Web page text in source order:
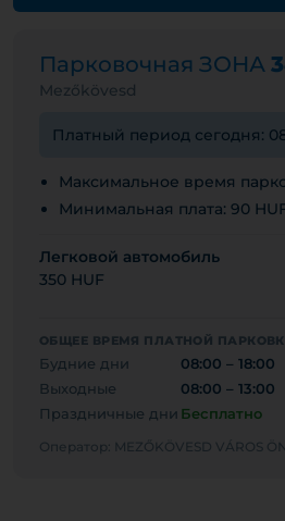
Парковочная ЗОНА
Mezőkövesd
Платный период сегодня:
Максимальное время
Минимальная плата: 90
Легковой автомобиль
350 HUF
ОБЩЕЕ ВРЕМЯ ПЛАТНОЙ
Будние дни
08:00 – 18:00
Выходные
08:00 – 13:00
Праздничные дни Бесплатно
Оператор: MEZŐKÖVESD VÁROS